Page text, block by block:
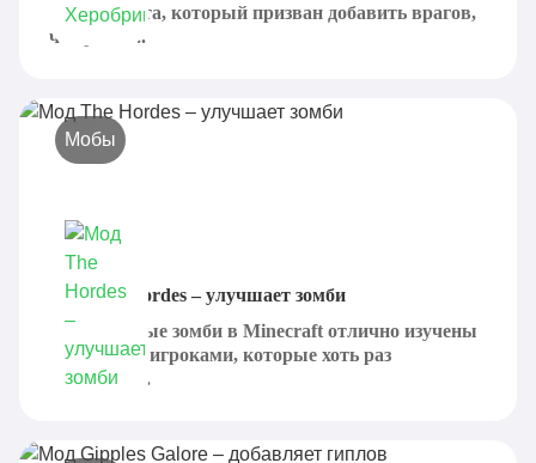
Майнкрафта, который призван добавить врагов,
что ранее...
Мобы
Мод The Hordes – улучшает зомби
Стандартные зомби в Minecraft отлично изучены
обычными игроками, которые хоть раз
запускали...